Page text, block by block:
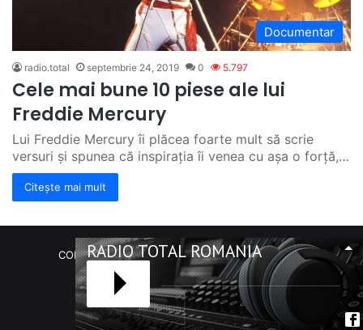
Documentar
radio.total septembrie 24, 2019 0 5.797
Cele mai bune 10 piese ale lui
Freddie Mercury
Lui Freddie Mercury îi plăcea foarte mult să scrie
versuri și spunea că inspirația îi venea cu așa o forță,…
Citește mai mult
COPYRIGHT Radio Total România. (C) 2020-2023
Facebook
RSS
RADIO TOTAL ROMANIA